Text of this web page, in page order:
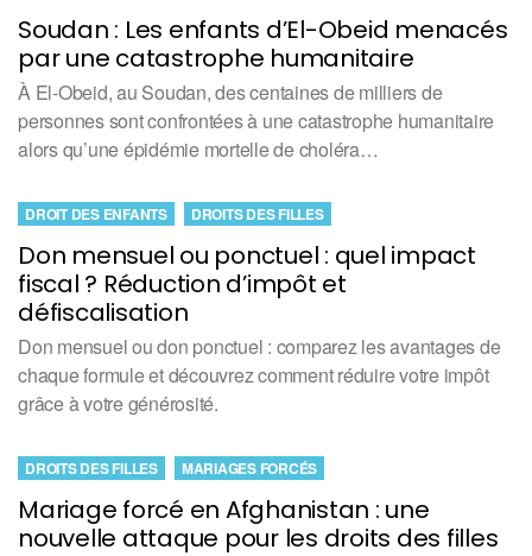
Soudan : Les enfants d’El-Obeid menacés
par une catastrophe humanitaire
À El-Obeid, au Soudan, des centaines de milliers de
personnes sont confrontées à une catastrophe humanitaire
alors qu’une épidémie mortelle de choléra…
Don mensuel ou ponctuel : quel impact
fiscal ? Réduction d’impôt et
défiscalisation
DROIT DES ENFANTS DROITS DES FILLES
Don mensuel ou don ponctuel : comparez les avantages de
chaque formule et découvrez comment réduire votre impôt
grâce à votre générosité.
Mariage forcé en Afghanistan : une
nouvelle attaque pour les droits des filles
DROITS DES FILLES MARIAGES FORCÉS